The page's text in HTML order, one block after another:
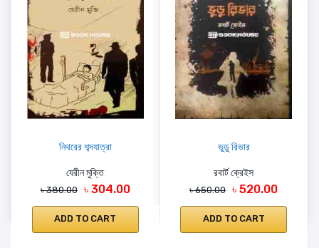
নিথরের শব্দযাত্রা
যেরীন মুক্তি
৳ 380.00 ৳ 304.00
ADD TO CART
ভুডু রিভার
রবার্ট ক্রেইস
৳ 650.00 ৳ 520.00
ADD TO CART